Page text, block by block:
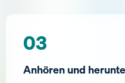
03
Anhören und